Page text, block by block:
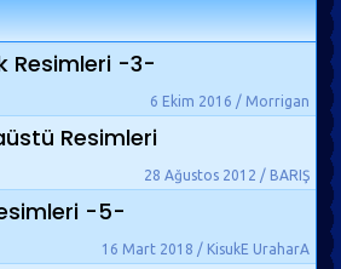
Resimleri -3-
6 Ekim 2016 / Morrigan
Resimleri
28 Ağustos 2012 / BARIŞ
-5-
16 Mart 2018 / KisukE UraharA